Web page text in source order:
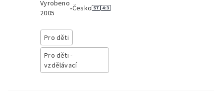
Vyrobeno
2005
•Česko
Pro děti
Pro děti -
vzdělávací